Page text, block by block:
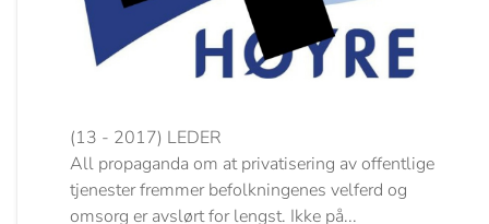
(13 - 2017) LEDER
All propaganda om at privatisering av offentlige
tjenester fremmer befolkningenes velferd og
omsorg er avslørt for lengst. Ikke på...